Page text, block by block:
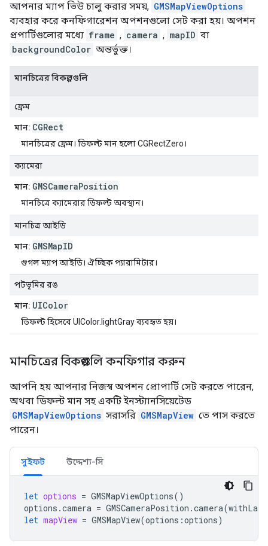
আপনার ম্যাপ ভিউ চালু করার সময়, GMSMapViewOptions
ব্যবহার করে কনফিগারেশন অপশনগুলো সেট করা হয়। অপশন
প্রপার্টিগুলোর মধ্যে frame , camera , mapID বা
backgroundColor অন্তর্ভুক্ত।
মানচিত্রের বিকল্পগুলি
ফ্রেম
মান: CGRect
মানচিত্রের ফ্রেম। ডিফল্ট মান হলো CGRectZero।
ক্যামেরা
মান: GMSCameraPosition
মানচিত্রে ক্যামেরার ডিফল্ট অবস্থান।
মানচিত্র আইডি
মান: GMSMapID
গুগল ম্যাপ আইডি। ঐচ্ছিক প্যারামিটার।
পটভূমির রঙ
মান: UIColor
ডিফল্ট হিসেবে UIColor.lightGray ব্যবহৃত হয়।
মানচিত্রের বিকল্পগুলি কনফিগার করুন
আপনি হয় আপনার নিজস্ব অপশন প্রোপার্টি সেট করতে পারেন,
অথবা ডিফল্ট মান সহ একটি ইনস্ট্যানসিয়েটেড
GMSMapViewOptions সরাসরি GMSMapView তে পাস করতে
পারেন।
সুইফট উদ্দেশ্য-সি
let options = GMSMapViewOptions()
options .camera = GMSCameraPosition .camera(
let mapView = GMSMapView(options :options)